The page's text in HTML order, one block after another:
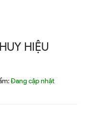
HIỆU
Đang cập nhật